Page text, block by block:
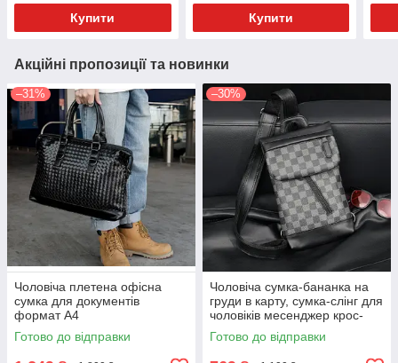
Купити Купити
Акційні пропозиції та новинки
–31%
Чоловіча плетена офісна
сумка для документів
формат А4
Готово до відправки
–30%
Чоловіча сумка-бананка на
груди в карту, сумка-слінг для
чоловіків месенджер крос-
боді
Готово до відправки